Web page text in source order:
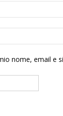
nome, email e